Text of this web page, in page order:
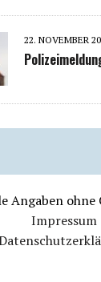
22. NOVEMBER
Angaben ohne
Impressum